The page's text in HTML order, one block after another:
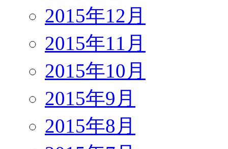
2015年12月
2015年11月
2015年10月
2015年9月
2015年8月